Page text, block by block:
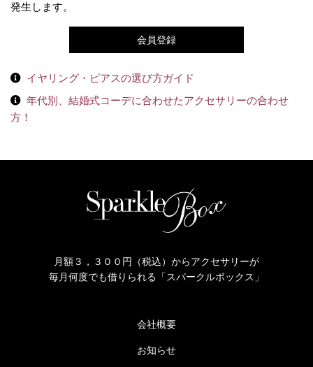
発生します。
会員登録
イヤリング・ピアスの選び方ガイド
年代別、結婚式コーデに合わせたアクセサリーの合わせ
方！
月額３，３００円（税込）からアクセサリーが
毎月何度でも借りられる「スパークルボックス」
会社概要
お知らせ